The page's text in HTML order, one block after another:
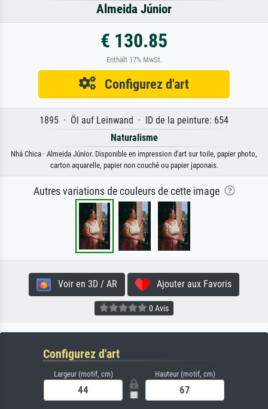
Almeida Júnior
€ 130.85
Enthält 17% MwSt.
Configurez d'art
1895 · Öl auf Leinwand · ID de la peinture: 654
Naturalisme
Nhá Chica · Almeida Júnior. Disponible en impression d'art sur toile, papier photo,
carton aquarelle, papier non couché ou papier japonais.
Autres variations de couleurs de cette image
Voir en 3D / AR Ajouter aux Favoris
0 Avis
Configurez d'art
Largeur (motif, cm) Hauteur (motif, cm)